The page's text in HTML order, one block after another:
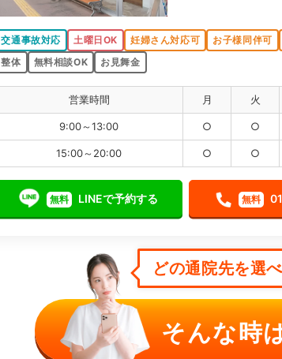
交通事故対応 土曜日OK 妊婦さん対応可 お子様同伴可
整体
無料相談OK お見舞金
営業時間 月 火
9:00～13:00 ○ ○
15:00～20:00 ○ ○
無料 LINEで予約する 無料
どの通院先を選
そんな時